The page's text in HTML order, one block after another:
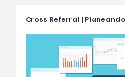
Cross Referral |